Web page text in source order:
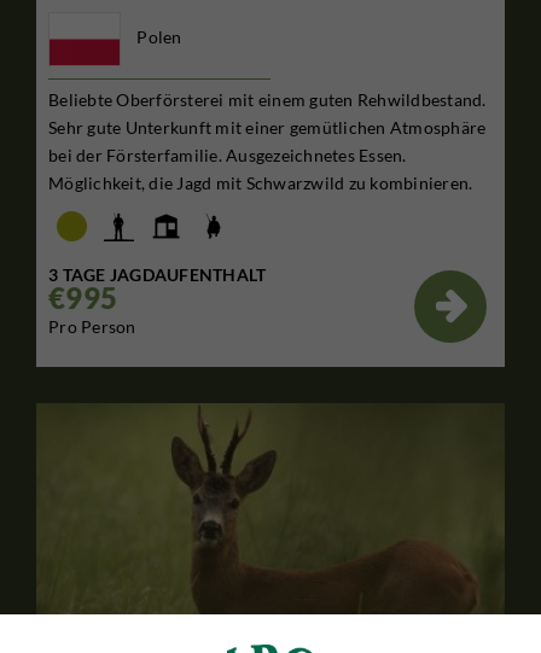
Polen
Beliebte Oberförsterei mit einem guten Rehwildbestand.
Sehr gute Unterkunft mit einer gemütlichen Atmosphäre
bei der Försterfamilie. Ausgezeichnetes Essen.
Möglichkeit, die Jagd mit Schwarzwild zu kombinieren.
3 TAGE JAGDAUFENTHALT
€995
Pro Person
